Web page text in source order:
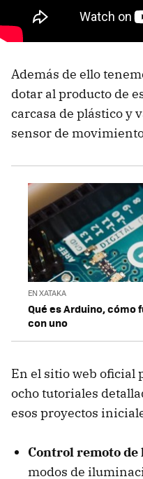
Además de ello
dotar al producto de
carcasa de plástico y
sensor de
EN XATAKA
Qué es Arduino, cómo
con uno
En el sitio web oficial
ocho tutoriales
esos proyectos
Control remoto de
modos de